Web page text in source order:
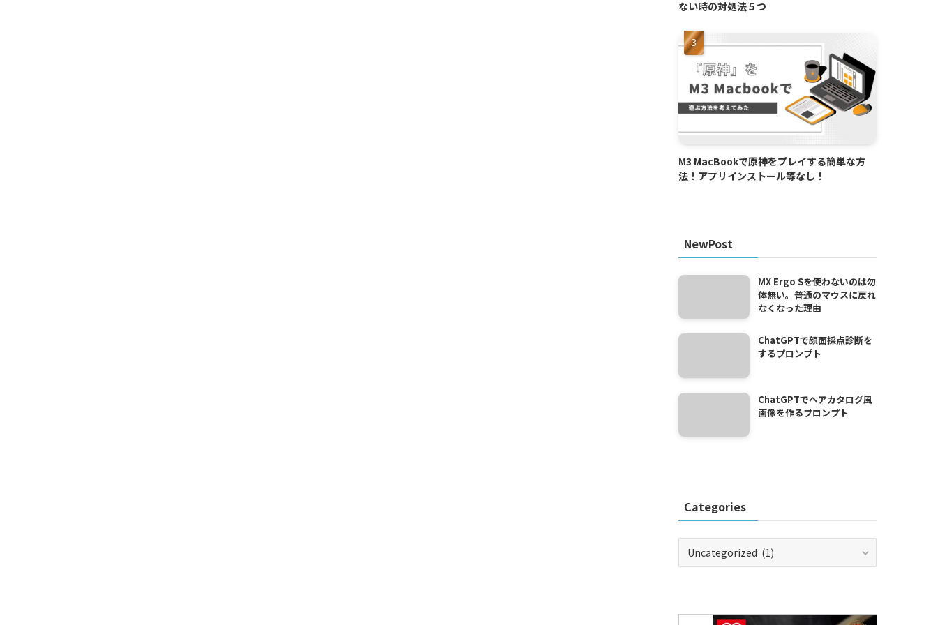
ない時の対処法５つ
M3 MacBookで原神をプレイする簡単な方
法！アプリインストール等なし！
NewPost
MX Ergo Sを使わないのは勿
体無い。普通のマウスに戻れ
なくなった理由
ChatGPTで顔面採点診断を
するプロンプト
ChatGPTでヘアカタログ風
画像を作るプロンプト
Categories